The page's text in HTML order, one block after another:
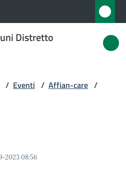
Distretto
/ Eventi / Affian-care /
2023 08:56